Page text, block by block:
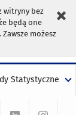
witryny bez
będą one
możesz
Statystyczne